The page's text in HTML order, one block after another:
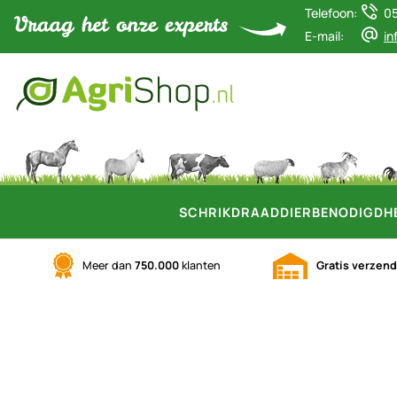
Telefoon:
E-mail:
SCHRIKDRAAD
Meer dan 750.000klanten Gratis